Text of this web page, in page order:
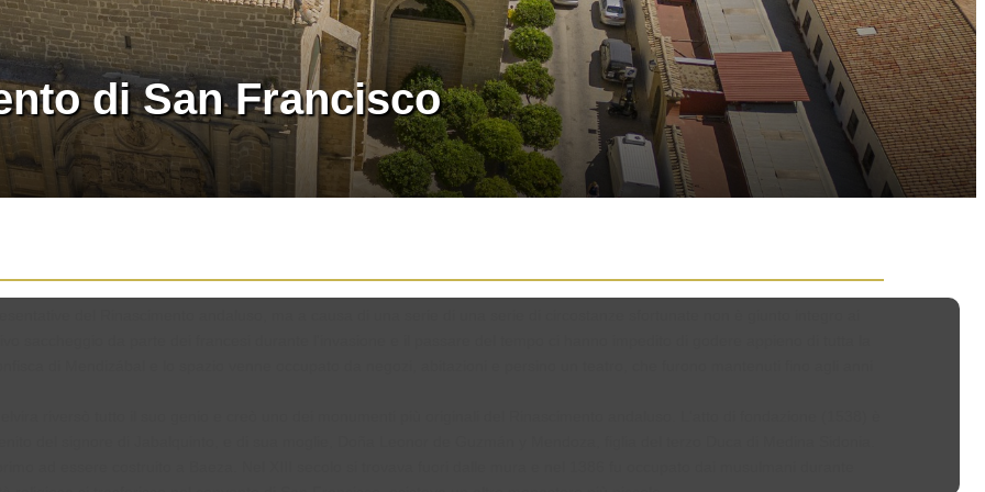
di San Francisco
del Rinascimento andaluso, ma a causa di una serie di una serie di circostanze sfortunate non è giunto integro ai
saccheggio da parte dei francesi durante l'invasione e il passare del tempo ci hanno impedito di godere appieno di tutta la
di Mendizábal e lo spazio venne occupato da negozi, abitazioni e persino un teatro, che furono mantenuti fino agli anni
riversò tutto il suo genio e creò uno dei monumenti più originali del Rinascimento andaluso. L'atto di fondazione (1538) è
del signore di Jabalquinto, e di sua moglie, Doña Leonor de Guzmán y Mendoza, figlia del terzo Duca di Medina Sidonia.
ad essere costruito a Baeza. Nel XIII secolo si trovava fuori dalle mura e nel 1386 fu occupato dai musulmani durante